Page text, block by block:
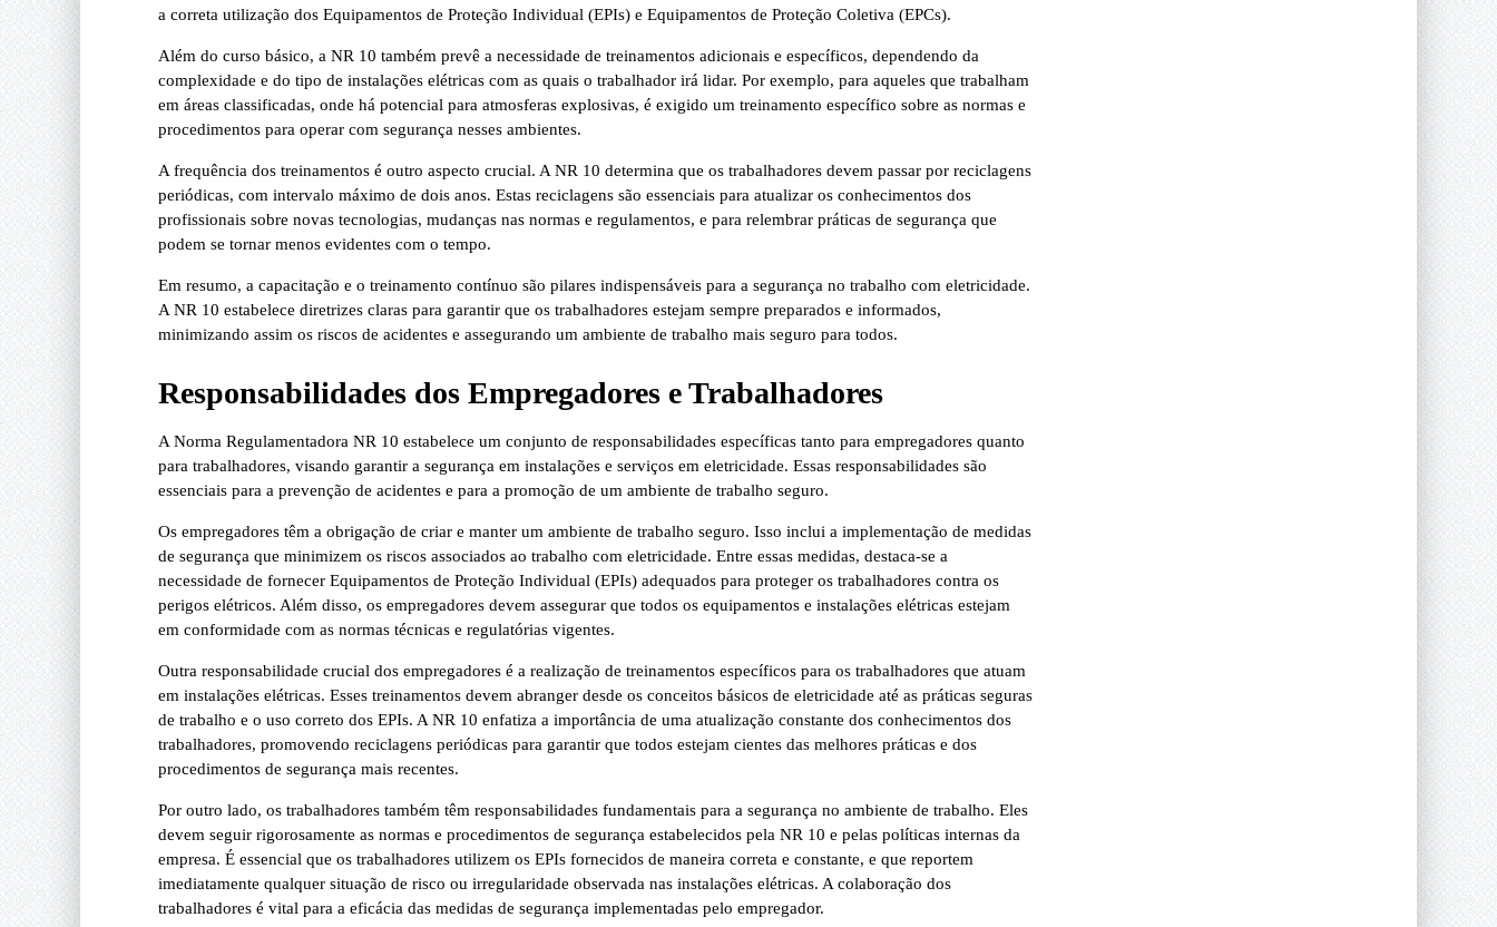
a correta utilização dos Equipamentos de Proteção Individual (EPIs) e Equipamentos de Proteção Coletiva (EPCs).
Além do curso básico, a NR 10 também prevê a necessidade de treinamentos adicionais e específicos, dependendo da
complexidade e do tipo de instalações elétricas com as quais o trabalhador irá lidar. Por exemplo, para aqueles que trabalham
em áreas classificadas, onde há potencial para atmosferas explosivas, é exigido um treinamento específico sobre as normas e
procedimentos para operar com segurança nesses ambientes.
A frequência dos treinamentos é outro aspecto crucial. A NR 10 determina que os trabalhadores devem passar por reciclagens
periódicas, com intervalo máximo de dois anos. Estas reciclagens são essenciais para atualizar os conhecimentos dos
profissionais sobre novas tecnologias, mudanças nas normas e regulamentos, e para relembrar práticas de segurança que
podem se tornar menos evidentes com o tempo.
Em resumo, a capacitação e o treinamento contínuo são pilares indispensáveis para a segurança no trabalho com eletricidade.
A NR 10 estabelece diretrizes claras para garantir que os trabalhadores estejam sempre preparados e informados,
minimizando assim os riscos de acidentes e assegurando um ambiente de trabalho mais seguro para todos.
Responsabilidades dos Empregadores e Trabalhadores
A Norma Regulamentadora NR 10 estabelece um conjunto de responsabilidades específicas tanto para empregadores quanto
para trabalhadores, visando garantir a segurança em instalações e serviços em eletricidade. Essas responsabilidades são
essenciais para a prevenção de acidentes e para a promoção de um ambiente de trabalho seguro.
Os empregadores têm a obrigação de criar e manter um ambiente de trabalho seguro. Isso inclui a implementação de medidas
de segurança que minimizem os riscos associados ao trabalho com eletricidade. Entre essas medidas, destaca-se a
necessidade de fornecer Equipamentos de Proteção Individual (EPIs) adequados para proteger os trabalhadores contra os
perigos elétricos. Além disso, os empregadores devem assegurar que todos os equipamentos e instalações elétricas estejam
em conformidade com as normas técnicas e regulatórias vigentes.
Outra responsabilidade crucial dos empregadores é a realização de treinamentos específicos para os trabalhadores que atuam
em instalações elétricas. Esses treinamentos devem abranger desde os conceitos básicos de eletricidade até as práticas seguras
de trabalho e o uso correto dos EPIs. A NR 10 enfatiza a importância de uma atualização constante dos conhecimentos dos
trabalhadores, promovendo reciclagens periódicas para garantir que todos estejam cientes das melhores práticas e dos
procedimentos de segurança mais recentes.
Por outro lado, os trabalhadores também têm responsabilidades fundamentais para a segurança no ambiente de trabalho. Eles
devem seguir rigorosamente as normas e procedimentos de segurança estabelecidos pela NR 10 e pelas políticas internas da
empresa. É essencial que os trabalhadores utilizem os EPIs fornecidos de maneira correta e constante, e que reportem
imediatamente qualquer situação de risco ou irregularidade observada nas instalações elétricas. A colaboração dos
trabalhadores é vital para a eficácia das medidas de segurança implementadas pelo empregador.